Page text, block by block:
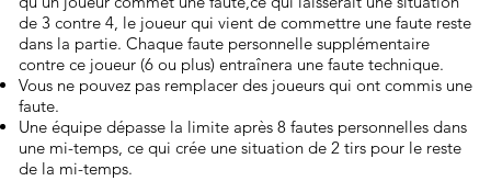
de 3 contre 4, le joueur qui vient de commettre une faute reste
dans la partie. Chaque faute personnelle supplémentaire
contre ce joueur (6 ou plus) entraînera une faute technique.
Vous ne pouvez pas remplacer des joueurs qui ont commis une
faute.
Une équipe dépasse la limite après 8 fautes personnelles dans
une mi-temps, ce qui crée une situation de 2 tirs pour le reste
de la mi-temps.